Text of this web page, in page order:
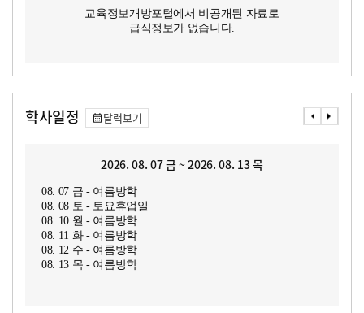
교육정보개방포털에서 비공개된 자료로
급식정보가 없습니다.
학사일정 달력보기
2026. 08. 07 금 ~ 2026. 08. 13 목
08. 07 금 - 여름방학
08. 08 토 - 토요휴업일
08. 10 월 - 여름방학
08. 11 화 - 여름방학
08. 12 수 - 여름방학
08. 13 목 - 여름방학